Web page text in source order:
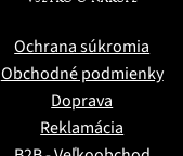
Ochrana súkromia
Obchodné podmienky
Doprava
Reklamácia